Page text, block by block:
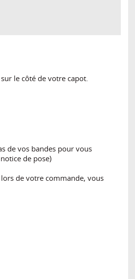
le côté de votre capot.
de vos bandes pour vous
de pose)
de votre commande, vous